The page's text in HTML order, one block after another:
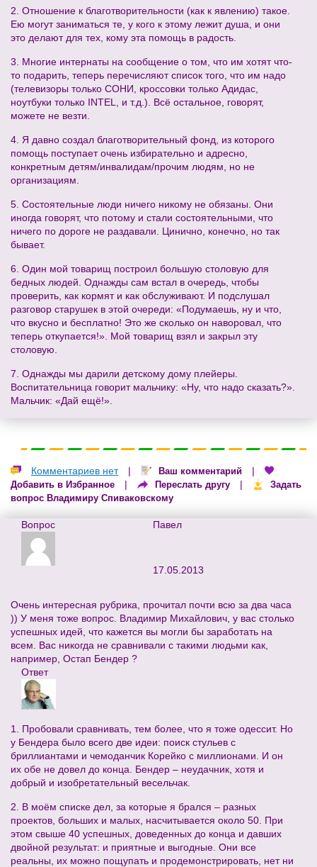
2. Отношение к благотворительности (как к явлению) такое.
Ею могут заниматься те, у кого к этому лежит душа, и они
это делают для тех, кому эта помощь в радость.
3. Многие интернаты на сообщение о том, что им хотят что-
то подарить, теперь перечисляют список того, что им надо
(телевизоры только СОНИ, кроссовки только Адидас,
ноутбуки только INTEL, и т.д.). Всё остальное, говорят,
можете не везти.
4. Я давно создал благотворительный фонд, из которого
помощь поступает очень избирательно и адресно,
конкретным детям/инвалидам/прочим людям, но не
организациям.
5. Состоятельные люди ничего никому не обязаны. Они
иногда говорят, что потому и стали состоятельными, что
ничего по дороге не раздавали. Цинично, конечно, но так
бывает.
6. Один мой товарищ построил большую столовую для
бедных людей. Однажды сам встал в очередь, чтобы
проверить, как кормят и как обслуживают. И подслушал
разговор старушек в этой очереди: «Подумаешь, ну и что,
что вкусно и бесплатно! Это же сколько он наворовал, что
теперь откупается!». Мой товарищ взял и закрыл эту
столовую.
7. Однажды мы дарили детскому дому плейеры.
Воспитательница говорит мальчику: «Ну, что надо сказать?».
Мальчик: «Дай ещё!».
Комментариев нет | Ваш комментарий |
Добавить в Избранное | Переслать другу |
Задать
вопрос Владимиру Спиваковскому
Вопрос Павел
17.05.2013
Очень интересная рубрика, прочитал почти всю за два часа
)) У меня тоже вопрос. Владимир Михайлович, у вас столько
успешных идей, что кажется вы могли бы заработать на
всем. Вас никогда не сравнивали с такими людьми как,
например, Остап Бендер ?
Ответ
1. Пробовали сравнивать, тем более, что я тоже одессит. Но
у Бендера было всего две идеи: поиск стульев с
бриллиантами и чемоданчик Корейко с миллионами. И он
их обе не довел до конца. Бендер – неудачник, хотя и
добрый и изобретательный весельчак.
2. В моём списке дел, за которые я брался – разных
проектов, больших и малых, насчитывается около 50. При
этом свыше 40 успешных, доведенных до конца и давших
двойной результат: и приятные и выгодные. Они все
реальны, их можно пощупать и продемонстрировать, нет ни